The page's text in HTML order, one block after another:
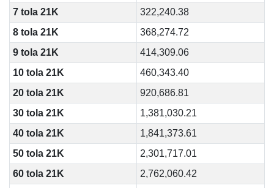
7 tola 21K
322,240.38
8 tola 21K
368,274.72
9 tola 21K
414,309.06
10 tola 21K
460,343.40
20 tola 21K
920,686.81
30 tola 21K
1,381,030.21
40 tola 21K
1,841,373.61
50 tola 21K
2,301,717.01
60 tola 21K
2,762,060.42